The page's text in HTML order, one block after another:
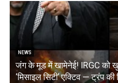
NEWS
जंग के मूड में खामेनेई! IRGC को
‘मिसाइल सिटी’ एक्टिव — ट्रंप